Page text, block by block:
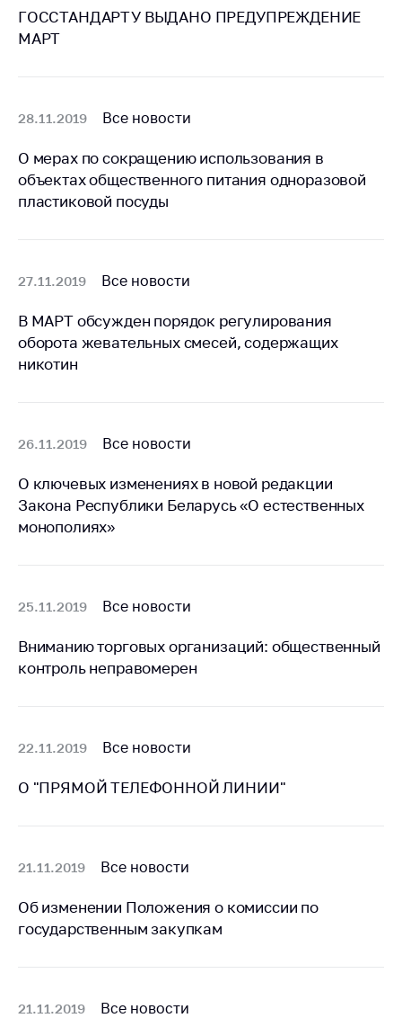
Обратиться в МАРТ
Личный прием
линия
Электронные
обращения
Сообщить о росте
медицинские
изделия
Контакты
Приемная
Горячая линия
Пресс-служба
орган
Важное на сайте
Сообщить о росте
на лекарственные
средства, изделия
медицинского
назначения и
Решение Комиссии
факта нарушения
(отсутствия)
нарушения
Предостережения и
ГОССТАНДАРТУ ВЫДАНО ПРЕДУПРЕЖДЕНИЕ
МАРТ
28.11.2019 Все новости
О мерах по сокращению использования в
объектах общественного питания одноразовой
пластиковой посуды
27.11.2019 Все новости
В МАРТ обсужден порядок регулирования
оборота жевательных смесей, содержащих
никотин
26.11.2019 Все новости
О ключевых изменениях в новой редакции
Закона Республики Беларусь «О естественных
монополиях»
25.11.2019 Все новости
Вниманию торговых организаций: общественный
контроль неправомерен
22.11.2019 Все новости
О "ПРЯМОЙ ТЕЛЕФОННОЙ ЛИНИИ"
21.11.2019 Все новости
Об изменении Положения о комиссии по
государственным закупкам
21.11.2019 Все новости